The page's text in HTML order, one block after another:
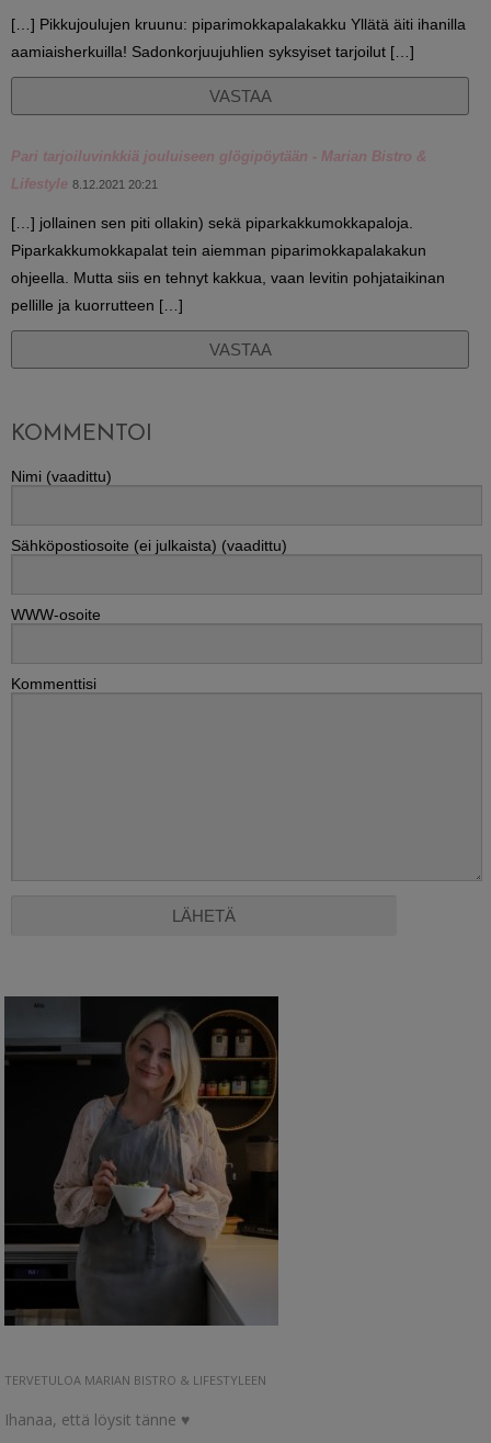
[…] Pikkujoulujen kruunu: piparimokkapalakakku Yllätä äiti ihanilla
aamiaisherkuilla! Sadonkorjuujuhlien syksyiset tarjoilut […]
VASTAA
Pari tarjoiluvinkkiä jouluiseen glögipöytään - Marian Bistro &
Lifestyle 8.12.2021 20:21
[…] jollainen sen piti ollakin) sekä piparkakkumokkapaloja.
Piparkakkumokkapalat tein aiemman piparimokkapalakakun
ohjeella. Mutta siis en tehnyt kakkua, vaan levitin pohjataikinan
pellille ja kuorrutteen […]
VASTAA
KOMMENTOI
Nimi (vaadittu)
Sähköpostiosoite (ei julkaista) (vaadittu)
WWW-osoite
Kommenttisi
TERVETULOA MARIAN BISTRO & LIFESTYLEEN
Ihanaa, että löysit tänne ♥